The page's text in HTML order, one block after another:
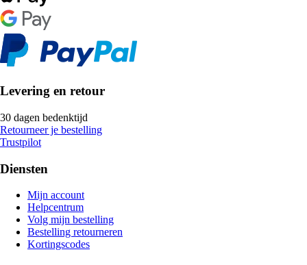
Levering en retour
30 dagen bedenktijd
Retourneer je bestelling
Trustpilot
Diensten
Mijn account
Helpcentrum
Volg mijn bestelling
Bestelling retourneren
Kortingscodes